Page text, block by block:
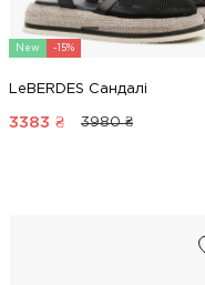
New -15%
LeBERDES Сандалі
3383 ₴ 3980 ₴